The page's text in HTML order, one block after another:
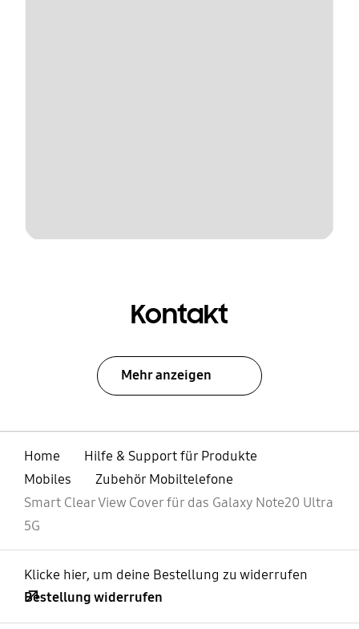
Kontakt
Mehr anzeigen
Home
Hilfe & Support für Produkte
Mobiles
Zubehör Mobiltelefone
Smart Clear View Cover für das Galaxy Note20 Ultra
5G
Klicke hier, um deine Bestellung zu widerrufen
Bestellung widerrufen